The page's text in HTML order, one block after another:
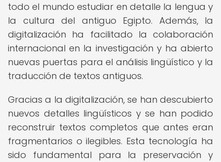
todo el mundo estudiar en detalle la lengua y
la cultura del antiguo Egipto. Además, la
digitalización ha facilitado la colaboración
internacional en la investigación y ha abierto
nuevas puertas para el análisis lingüístico y la
traducción de textos antiguos.
Gracias a la digitalización, se han descubierto
nuevos detalles lingüísticos y se han podido
reconstruir textos completos que antes eran
fragmentarios o ilegibles. Esta tecnología ha
sido fundamental para la preservación y